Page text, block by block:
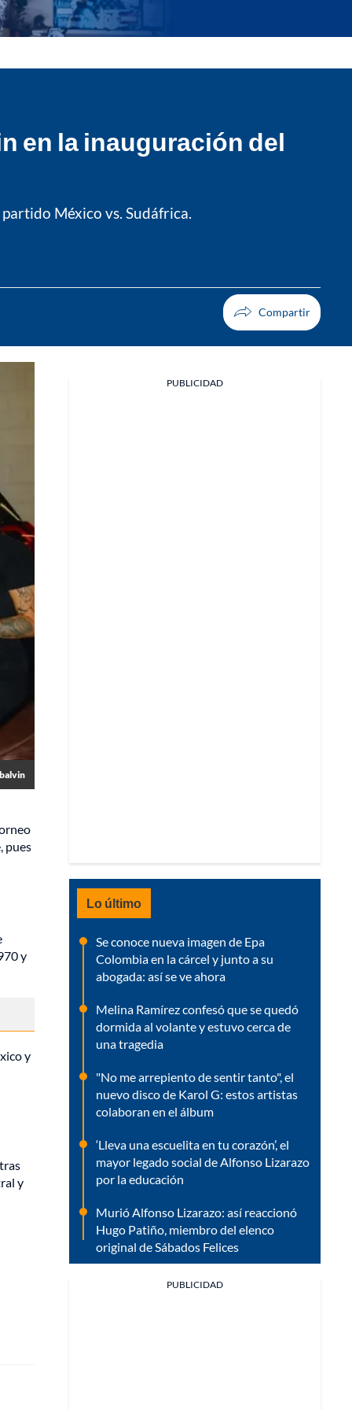
en la inauguración del
México vs. Sudáfrica.
pues
y
y
y
PUBLICIDAD
Lo último
Se conoce nueva imagen de Epa
Colombia en la cárcel y junto a su
abogada: así se ve ahora
Melina Ramírez confesó que se quedó
dormida al volante y estuvo cerca de
una tragedia
"No me arrepiento de sentir tanto", el
nuevo disco de Karol G: estos artistas
colaboran en el álbum
‘Lleva una escuelita en tu corazón’, el
mayor legado social de Alfonso Lizarazo
por la educación
Murió Alfonso Lizarazo: así reaccionó
Hugo Patiño, miembro del elenco
original de Sábados Felices
PUBLICIDAD